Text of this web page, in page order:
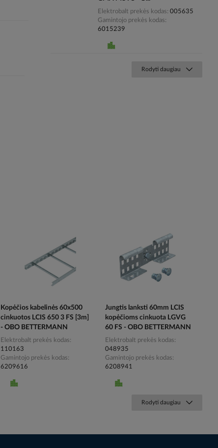
Elektrobalt prekės kodas 005635
Gamintojo prekės kodas
6015239
Rodyti daugiau
Kopėčios kabelinės 60x500
cinkuotos LCIS 650 3 FS [3m]
- OBO BETTERMANN
Elektrobalt prekės kodas
110163
Gamintojo prekės kodas
6209616
Jungtis lanksti 60mm LCIS
kopėčioms cinkuota LGVG
60 FS - OBO BETTERMANN
Elektrobalt prekės kodas
048935
Gamintojo prekės kodas
6208941
Rodyti daugiau